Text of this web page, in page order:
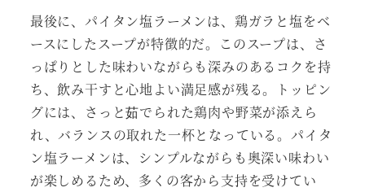
最後に、パイタン塩ラーメンは、鶏ガラと塩をベ
ースにしたスープが特徴的だ。このスープは、さ
っぱりとした味わいながらも深みのあるコクを持
ち、飲み干すと心地よい満足感が残る。トッピン
グには、さっと茹でられた鶏肉や野菜が添えら
れ、バランスの取れた一杯となっている。パイタ
ン塩ラーメンは、シンプルながらも奥深い味わい
が楽しめるため、多くの客から支持を受けてい